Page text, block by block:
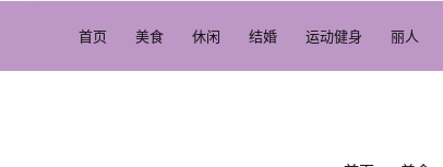
首页 美食 休闲 结婚 运动健身 丽人